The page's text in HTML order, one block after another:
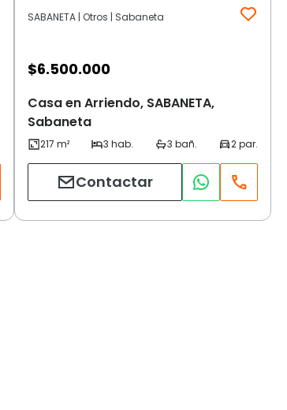
SABANETA | Otros | Sabaneta
$6.500.000
Casa en Arriendo, SABANETA,
Sabaneta
Contactar